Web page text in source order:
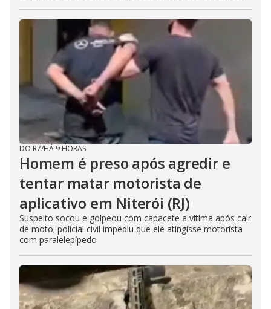
DO R7/HÁ 9 HORAS
Homem é preso após agredir e
tentar matar motorista de
aplicativo em Niterói (RJ)
Suspeito socou e golpeou com capacete a vítima após cair
de moto; policial civil impediu que ele atingisse motorista
com paralelepípedo